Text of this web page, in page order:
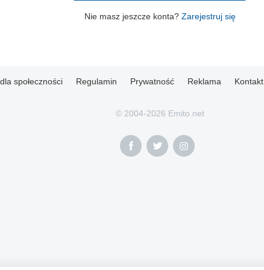
Nie masz jeszcze konta? Zarejestruj się
społeczności Regulamin Prywatność Reklama Kontakt
© 2004-2026 Emito.net